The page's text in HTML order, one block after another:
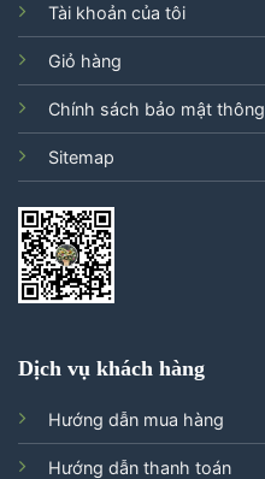
Tài khoản của tôi
Giỏ hàng
Chính sách bảo mật
Sitemap
Dịch vụ khách hàng
Hướng dẫn mua hàng
Hướng dẫn thanh toán